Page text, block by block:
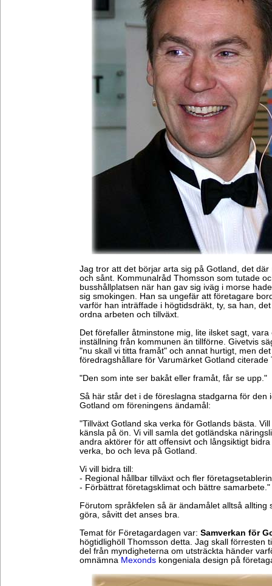
Jag tror att det börjar arta sig på Gotland, det
och sånt. Kommunalråd Thomsson som tutade
busshållplatsen när han gav sig iväg i morse
sig smokingen. Han sa ungefär att företagare
varför han inträffade i högtidsdräkt, ty, sa han,
ordna arbeten och tillväxt.
Det förefaller åtminstone mig, lite ilsket sagt,
inställning från kommunen än tillförne. Givetvis
"nu skall vi titta framåt" och annat hurtigt, men
föredragshållare för Varumärket Gotland citerade
"Den som inte ser bakåt eller framåt, får se upp."
Så här står det i de föreslagna stadgarna för den
Gotland om föreningens ändamål:
"Tillväxt Gotland ska verka för Gotlands bästa.
känsla på ön. Vi vill samla det gotländska
andra aktörer för att offensivt och långsiktigt
verka, bo och leva på Gotland.
Vi vill bidra till:
- Regional hållbar tillväxt och fler
- Förbättrat företagsklimat och bättre samarbete."
Förutom språkfelen så är ändamålet alltså allting
göra, såvitt det anses bra.
Temat för Företagardagen var: Samverkan för
högtidlighöll Thomsson detta. Jag skall förresten
del från myndigheterna om utsträckta händer
omnämna Mexonds kongeniala design på